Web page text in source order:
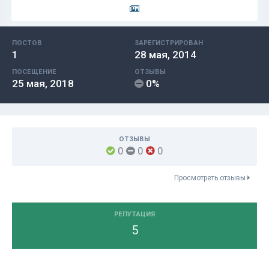
ПОСТОВ
1
ЗАРЕГИСТРИРОВАН
28 мая, 2014
ПОСЕЩЕНИЕ
25 мая, 2018
ОТЗЫВЫ
0%
ОТЗЫВЫ
0 0 0
Просмотреть отзывы
РЕПУТАЦИЯ
5